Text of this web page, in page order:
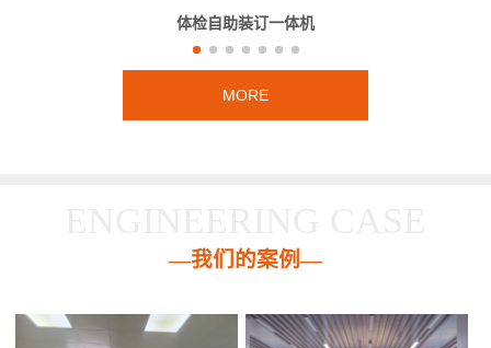
体检自助装订一体机
MORE
—我们的案例—